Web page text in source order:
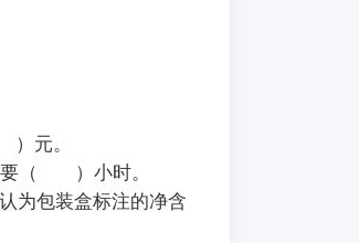
（ ）元。
需要（ ）小时。
为包装盒标注的净含